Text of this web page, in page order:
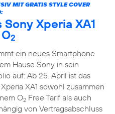
MIT GRATIS STYLE COVER
Sony Xperia XA1
2
ein neues Smartphone
Hause Sony in sein
auf: Ab 25. April ist das
XA1 sowohl zusammen
O2Free Tarif als auch
von Vertragsabschluss